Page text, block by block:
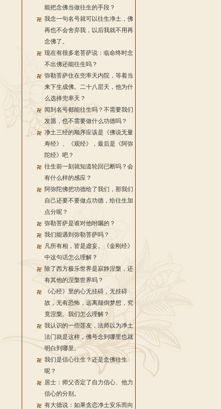
能把念佛当做往生的手段？
我念一句名号就可以往生净土，佛
再也不会舍弃我，以后我就不用再
念佛了。
现在有很多老菩萨说：临命终时念
不出佛还能往生吗？
弥勒菩萨住在兜率天内院，等着当
来下生成佛。二十八层天，他为什
么选择兜率天？
闻到名号都能往生吗？不需要我们
发愿，也不需要做什么功德吗？
净土三经的顺序应该是《佛说无量
寿经》、《观经》，最后是《阿弥
陀经》吧？
往生前一刻就知道轮回已断吗？会
有什么样的感应？
阿弥陀佛把功德给了我们，那我们
自己还要不要做点功德，给往生加
点分呢？
弥勒菩萨是谁对他咐嘱的？
我们能遇到弥勒菩萨吗？
凡所有相，皆是虚妄。《金刚经》
中这句话怎么理解？
除了西方极乐世界是寂静涅槃，还
有其他的涅槃世界吗？
《心经》里的心无挂碍，无挂碍
故，无有恐怖，远离颠倒梦想，究
竟涅槃。我们怎么理解？
我认识的一些莲友，法师以为净土
法门就是这样，佛号念到哪里也就
明白到哪里。
我们是信心往生？还是念佛往生
呢？
居士：师父否定了自力信心、他力
信心的分别。
有大德说：如果贪恋净土安乐而向